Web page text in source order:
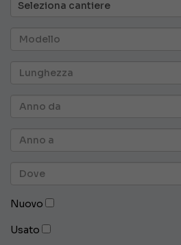
Nuovo
Usato